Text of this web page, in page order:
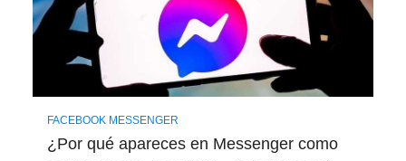
FACEBOOK MESSENGER
¿Por qué apareces en Messenger como